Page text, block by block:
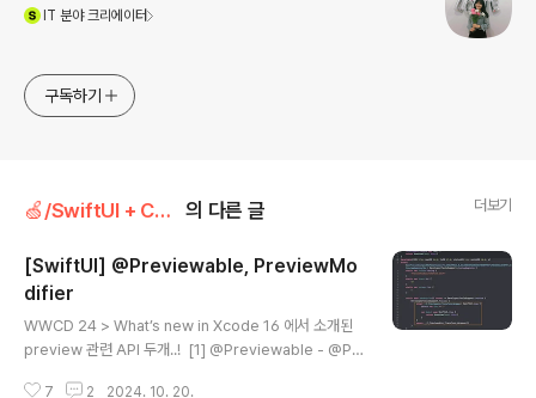
IT 분야 크리에이터
구독하기
🍏/SwiftUI + Combine 의 다른 글 더보기
[SwiftUI] @Previewable, PreviewMo
difier
WWCD 24 > What’s new in Xcode 16 에서 소개된
preview 관련 API 두개..! [1] @Previewable - @Pr
7 2 2024. 10. 20.